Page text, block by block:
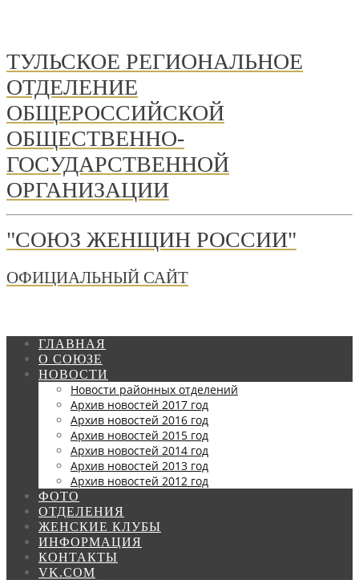
ТУЛЬСКОЕ РЕГИОНАЛЬНОЕ
ОТДЕЛЕНИЕ
ОБЩЕРОССИЙСКОЙ
ОБЩЕСТВЕННО-
ГОСУДАРСТВЕННОЙ
ОРГАНИЗАЦИИ
"СОЮЗ ЖЕНЩИН РОССИИ"
ОФИЦИАЛЬНЫЙ САЙТ
ГЛАВНАЯ
О СОЮЗЕ
НОВОСТИ
Новости районных отделений
Архив новостей 2017 год
Архив новостей 2016 год
Архив новостей 2015 год
Архив новостей 2014 год
Архив новостей 2013 год
Архив новостей 2012 год
ФОТО
ОТДЕЛЕНИЯ
ЖЕНСКИЕ КЛУБЫ
ИНФОРМАЦИЯ
КОНТАКТЫ
VK.COM